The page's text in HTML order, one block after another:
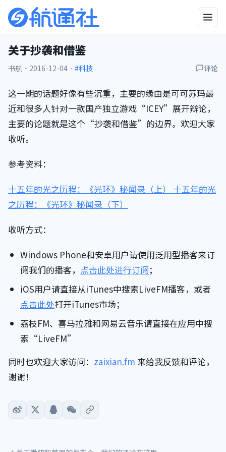
关于抄袭和借鉴
书航 · 2016-12-04 · #科技 评论
这一期的话题好像有些沉重，主要的缘由是可可苏玛最
近和很多人针对一款国产独立游戏“ICEY”展开辩论，
主要的论题就是这个“抄袭和借鉴”的边界。欢迎大家
收听。
参考资料：
十五年的光之历程：《光环》秘闻录（上） 十五年的光
之历程：《光环》秘闻录（下）
收听方式：
Windows Phone和安卓用户请使用泛用型播客来订
阅我们的播客， 点击此处进行订阅；
iOS用户请直接从iTunes中搜索LiveFM播客，或者
点击此处打开iTunes市场；
荔枝FM、喜马拉雅和网易云音乐请直接在应用中搜
索“LiveFM”
同时也欢迎大家访问： zaixian.fm 来给我反馈和评论，
谢谢！